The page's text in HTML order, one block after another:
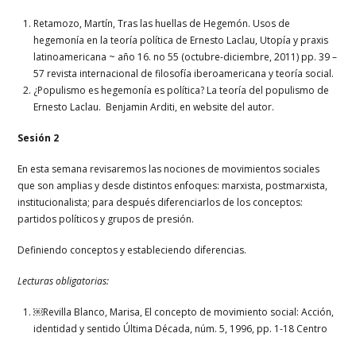
Retamozo, Martín, Tras las huellas de Hegemón. Usos de
hegemonía en la teoría política de Ernesto Laclau, Utopía y praxis
latinoamericana ~ año 16. no 55 (octubre-diciembre, 2011) pp. 39 –
57 revista internacional de filosofía iberoamericana y teoría social.
¿Populismo es hegemonía es política? La teoría del populismo de
Ernesto Laclau. Benjamin Arditi, en website del autor.
Sesión 2
En esta semana revisaremos las nociones de movimientos sociales
que son amplias y desde distintos enfoques: marxista, postmarxista,
institucionalista; para después diferenciarlos de los conceptos:
partidos políticos y grupos de presión.
Definiendo conceptos y estableciendo diferencias.
Lecturas obligatorias:
￼Revilla Blanco, Marisa, El concepto de movimiento social: Acción,
identidad y sentido Última Década, núm. 5, 1996, pp. 1-18 Centro